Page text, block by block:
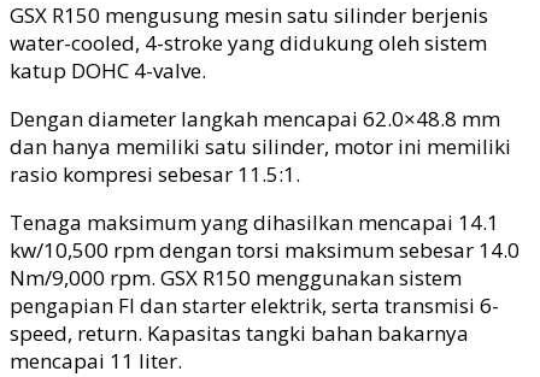
GSX R150 mengusung mesin satu silinder berjenis
water-cooled, 4-stroke yang didukung oleh sistem
katup DOHC 4-valve.
Dengan diameter langkah mencapai 62.0×48.8 mm
dan hanya memiliki satu silinder, motor ini memiliki
rasio kompresi sebesar 11.5:1.
Tenaga maksimum yang dihasilkan mencapai 14.1
kw/10,500 rpm dengan torsi maksimum sebesar 14.0
Nm/9,000 rpm. GSX R150 menggunakan sistem
pengapian FI dan starter elektrik, serta transmisi 6-
speed, return. Kapasitas tangki bahan bakarnya
mencapai 11 liter.